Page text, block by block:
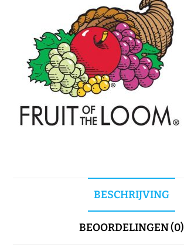
BESCHRIJVING
BEOORDELINGEN (0)